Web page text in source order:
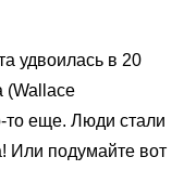
удвоилась в 20
(Wallace
то еще. Люди стали
Или подумайте вот